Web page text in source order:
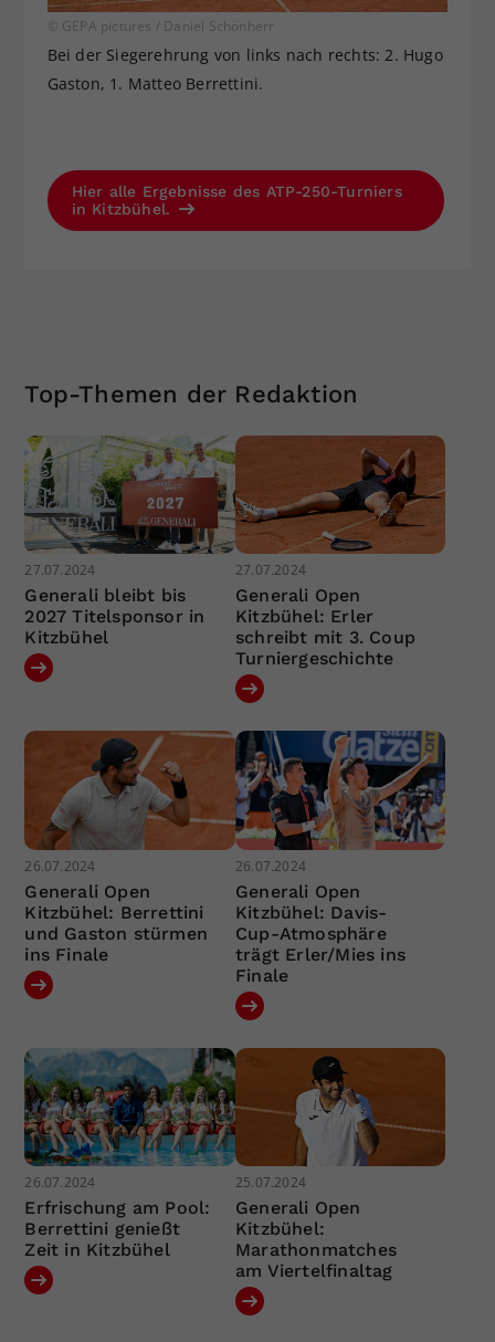
© GEPA pictures / Daniel Schönherr
Bei der Siegerehrung von links nach rechts: 2. Hugo
Gaston, 1. Matteo Berrettini.
Hier alle Ergebnisse des ATP-250-Turniers
in Kitzbühel.
Top-Themen der Redaktion
27.07.2024
Generali bleibt bis
2027 Titelsponsor in
Kitzbühel
27.07.2024
Generali Open
Kitzbühel: Erler
schreibt mit 3. Coup
Turniergeschichte
26.07.2024
Generali Open
Kitzbühel: Berrettini
und Gaston stürmen
ins Finale
26.07.2024
Generali Open
Kitzbühel: Davis-
Cup-Atmosphäre
trägt Erler/Mies ins
Finale
26.07.2024
Erfrischung am Pool:
Berrettini genießt
Zeit in Kitzbühel
25.07.2024
Generali Open
Kitzbühel:
Marathonmatches
am Viertelfinaltag